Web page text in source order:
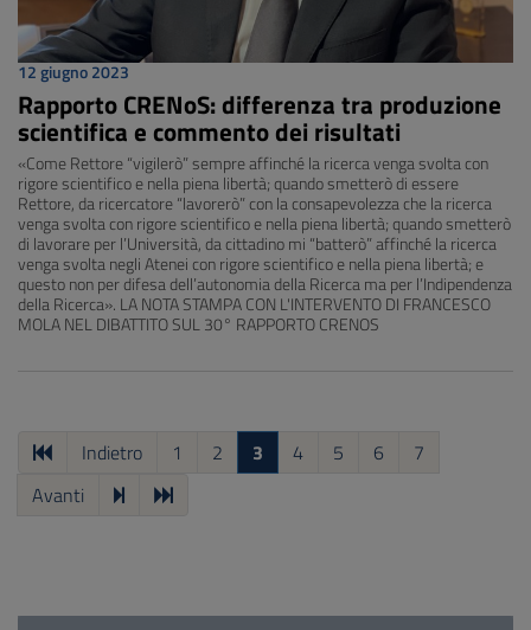
12 giugno 2023
Rapporto CRENoS: differenza tra produzione
scientifica e commento dei risultati
«Come Rettore “vigilerò” sempre affinché la ricerca venga svolta con
rigore scientifico e nella piena libertà; quando smetterò di essere
Rettore, da ricercatore “lavorerò” con la consapevolezza che la ricerca
venga svolta con rigore scientifico e nella piena libertà; quando smetterò
di lavorare per l’Università, da cittadino mi “batterò” affinché la ricerca
venga svolta negli Atenei con rigore scientifico e nella piena libertà; e
questo non per difesa dell’autonomia della Ricerca ma per l’Indipendenza
della Ricerca». LA NOTA STAMPA CON L'INTERVENTO DI FRANCESCO
MOLA NEL DIBATTITO SUL 30° RAPPORTO CRENOS
Indietro 1 2 3 4 5 6
7
Avanti